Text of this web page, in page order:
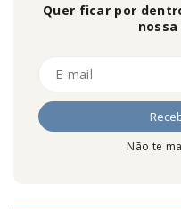
Quer ficar por
Não te